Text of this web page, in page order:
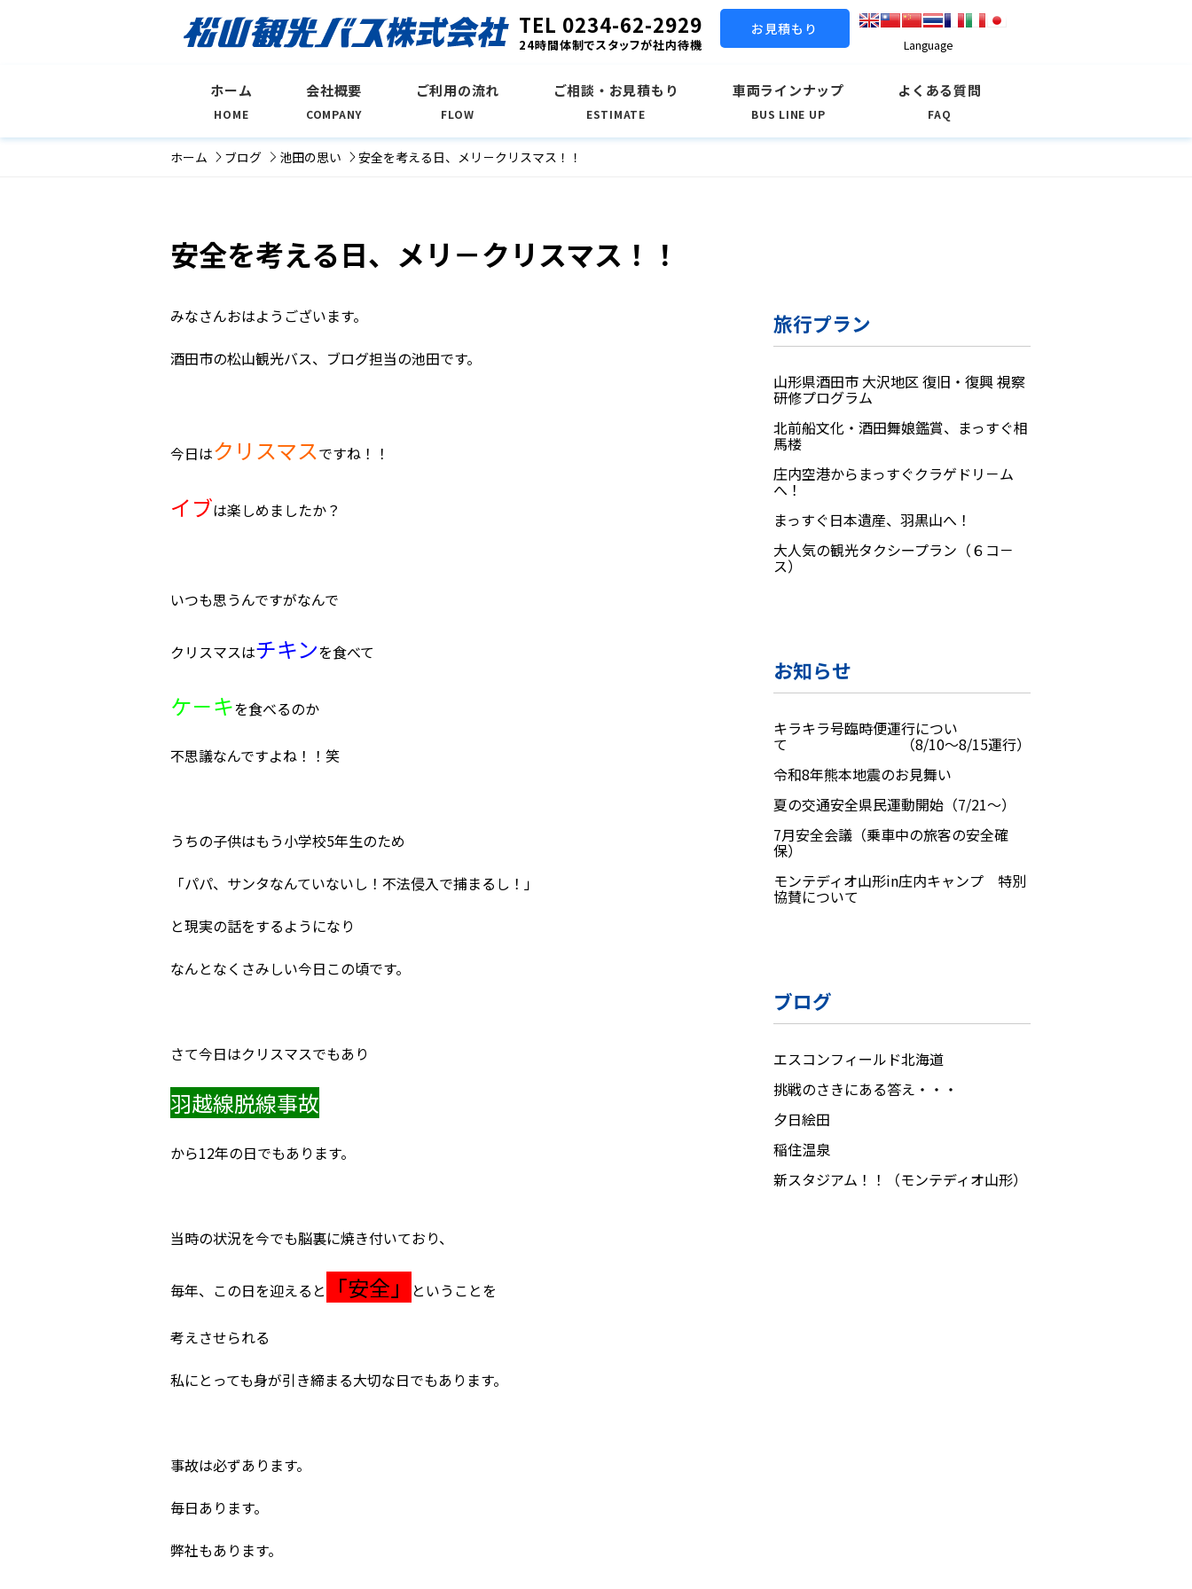
TEL 0234-62-2929
24時間体制でスタッフが社内待機
お見積もり
Language
ホーム
HOME
会社概要
COMPANY
ご利用の流れ
FLOW
ご相談・お見積もり
ESTIMATE
車両ラインナップ
BUS LINE UP
よくある質問
FAQ
ホーム ブログ 池田の思い 安全を考える日、メリ－クリスマス！！
安全を考える日、メリ－クリスマス！！
みなさんおはようございます。
酒田市の松山観光バス、ブログ担当の池田です。
今日はクリスマスですね！！
イブは楽しめましたか？
いつも思うんですがなんで
クリスマスはチキンを食べて
ケ－キを食べるのか
不思議なんですよね！！笑
うちの子供はもう小学校5年生のため
「パパ、サンタなんていないし！不法侵入で捕まるし！」
と現実の話をするようになり
なんとなくさみしい今日この頃です。
さて今日はクリスマスでもあり
羽越線脱線事故
から12年の日でもあります。
当時の状況を今でも脳裏に焼き付いており、
毎年、この日を迎えると 「安全」 ということを
考えさせられる
私にとっても身が引き締まる大切な日でもあります。
事故は必ずあります。
毎日あります。
弊社もあります。
旅行プラン
山形県酒田市 大沢地区 復旧・復興 視察
研修プログラム
北前船文化・酒田舞娘鑑賞、まっすぐ相
馬楼
庄内空港からまっすぐクラゲドリ－ム
へ！
まっすぐ日本遺産、羽黒山へ！
大人気の観光タクシープラン（６コ－
ス）
お知らせ
キラキラ号臨時便運行につい
て （8/10～8/15運行）
令和8年熊本地震のお見舞い
夏の交通安全県民運動開始（7/21～）
7月安全会議（乗車中の旅客の安全確
保）
モンテディオ山形in庄内キャンプ 特別
協賛について
ブログ
エスコンフィールド北海道
挑戦のさきにある答え・・・
夕日絵田
稲住温泉
新スタジアム！！（モンテディオ山形）